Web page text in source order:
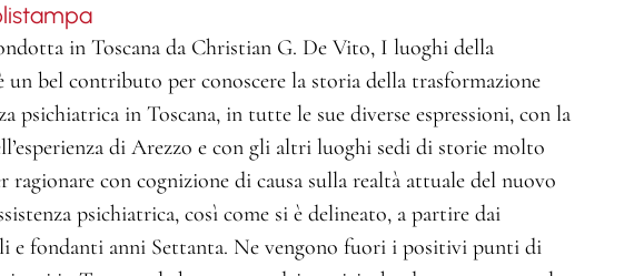
in Toscana da Christian G. De Vito, I luoghi della
un bel contributo per conoscere la storia della trasformazione
psichiatrica in Toscana, in tutte le sue diverse espressioni, con la
di Arezzo e con gli altri luoghi sedi di storie molto
ragionare con cognizione di causa sulla realtà attuale del nuovo
psichiatrica, così come si è delineato, a partire dai
e fondanti anni Settanta. Ne vengono fuori i positivi punti di